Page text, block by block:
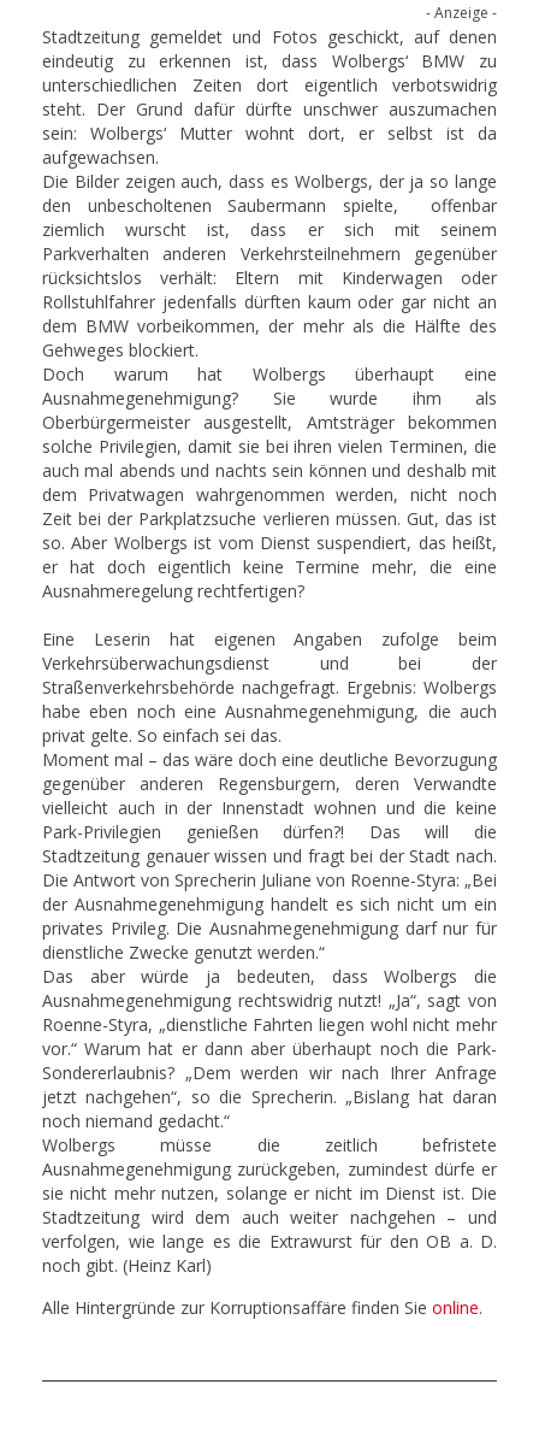
- Anzeige -
Stadtzeitung gemeldet und Fotos geschickt, auf denen
eindeutig zu erkennen ist, dass Wolbergs‘ BMW zu
unterschiedlichen Zeiten dort eigentlich verbotswidrig
steht. Der Grund dafür dürfte unschwer auszumachen
sein: Wolbergs‘ Mutter wohnt dort, er selbst ist da
aufgewachsen.
Die Bilder zeigen auch, dass es Wolbergs, der ja so lange
den unbescholtenen Saubermann spielte, offenbar
ziemlich wurscht ist, dass er sich mit seinem
Parkverhalten anderen Verkehrsteilnehmern gegenüber
rücksichtslos verhält: Eltern mit Kinderwagen oder
Rollstuhlfahrer jedenfalls dürften kaum oder gar nicht an
dem BMW vorbeikommen, der mehr als die Hälfte des
Gehweges blockiert.
Doch warum hat Wolbergs überhaupt eine
Ausnahmegenehmigung? Sie wurde ihm als
Oberbürgermeister ausgestellt, Amtsträger bekommen
solche Privilegien, damit sie bei ihren vielen Terminen, die
auch mal abends und nachts sein können und deshalb mit
dem Privatwagen wahrgenommen werden, nicht noch
Zeit bei der Parkplatzsuche verlieren müssen. Gut, das ist
so. Aber Wolbergs ist vom Dienst suspendiert, das heißt,
er hat doch eigentlich keine Termine mehr, die eine
Ausnahmeregelung rechtfertigen?
Eine Leserin hat eigenen Angaben zufolge beim
Verkehrsüberwachungsdienst und bei der
Straßenverkehrsbehörde nachgefragt. Ergebnis: Wolbergs
habe eben noch eine Ausnahmegenehmigung, die auch
privat gelte. So einfach sei das.
Moment mal – das wäre doch eine deutliche Bevorzugung
gegenüber anderen Regensburgern, deren Verwandte
vielleicht auch in der Innenstadt wohnen und die keine
Park-Privilegien genießen dürfen?! Das will die
Stadtzeitung genauer wissen und fragt bei der Stadt nach.
Die Antwort von Sprecherin Juliane von Roenne-Styra: „Bei
der Ausnahmegenehmigung handelt es sich nicht um ein
privates Privileg. Die Ausnahmegenehmigung darf nur für
dienstliche Zwecke genutzt werden.“
Das aber würde ja bedeuten, dass Wolbergs die
Ausnahmegenehmigung rechtswidrig nutzt! „Ja“, sagt von
Roenne-Styra, „dienstliche Fahrten liegen wohl nicht mehr
vor.“ Warum hat er dann aber überhaupt noch die Park-
Sondererlaubnis? „Dem werden wir nach Ihrer Anfrage
jetzt nachgehen“, so die Sprecherin. „Bislang hat daran
noch niemand gedacht.“
Wolbergs müsse die zeitlich befristete
Ausnahmegenehmigung zurückgeben, zumindest dürfe er
sie nicht mehr nutzen, solange er nicht im Dienst ist. Die
Stadtzeitung wird dem auch weiter nachgehen – und
verfolgen, wie lange es die Extrawurst für den OB a. D.
noch gibt. (Heinz Karl)
Alle Hintergründe zur Korruptionsaffäre finden Sie online.